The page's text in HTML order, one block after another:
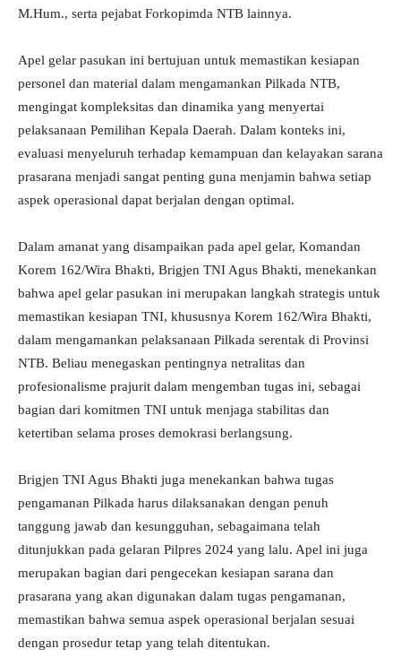
M.Hum., serta pejabat Forkopimda NTB lainnya.
Apel gelar pasukan ini bertujuan untuk memastikan kesiapan
personel dan material dalam mengamankan Pilkada NTB,
mengingat kompleksitas dan dinamika yang menyertai
pelaksanaan Pemilihan Kepala Daerah. Dalam konteks ini,
evaluasi menyeluruh terhadap kemampuan dan kelayakan sarana
prasarana menjadi sangat penting guna menjamin bahwa setiap
aspek operasional dapat berjalan dengan optimal.
Dalam amanat yang disampaikan pada apel gelar, Komandan
Korem 162/Wira Bhakti, Brigjen TNI Agus Bhakti, menekankan
bahwa apel gelar pasukan ini merupakan langkah strategis untuk
memastikan kesiapan TNI, khususnya Korem 162/Wira Bhakti,
dalam mengamankan pelaksanaan Pilkada serentak di Provinsi
NTB. Beliau menegaskan pentingnya netralitas dan
profesionalisme prajurit dalam mengemban tugas ini, sebagai
bagian dari komitmen TNI untuk menjaga stabilitas dan
ketertiban selama proses demokrasi berlangsung.
Brigjen TNI Agus Bhakti juga menekankan bahwa tugas
pengamanan Pilkada harus dilaksanakan dengan penuh
tanggung jawab dan kesungguhan, sebagaimana telah
ditunjukkan pada gelaran Pilpres 2024 yang lalu. Apel ini juga
merupakan bagian dari pengecekan kesiapan sarana dan
prasarana yang akan digunakan dalam tugas pengamanan,
memastikan bahwa semua aspek operasional berjalan sesuai
dengan prosedur tetap yang telah ditentukan.